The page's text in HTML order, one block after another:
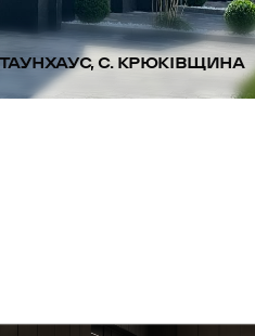
ТАУНХАУС, С. КРЮКІВЩИНА